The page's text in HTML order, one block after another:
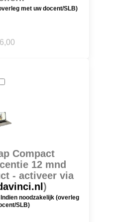
met uw docent/SLB)
Compact
12 mnd
- activeer via
)
Indien noodzakelijk (overleg
SLB)